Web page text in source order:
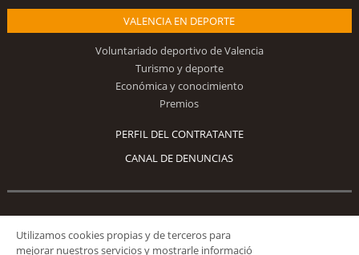
VALENCIA EN DEPORTE
Voluntariado deportivo de Valencia
Turismo y deporte
Económica y conocimiento
Premios
PERFIL DEL CONTRATANTE
CANAL DE DENUNCIAS
Síguenos
Utilizamos cookies propias y de terceros para
mejorar nuestros servicios y mostrarle informació